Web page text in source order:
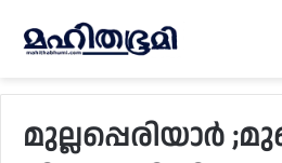
മുല്ലപ്പെരിയാര്‍